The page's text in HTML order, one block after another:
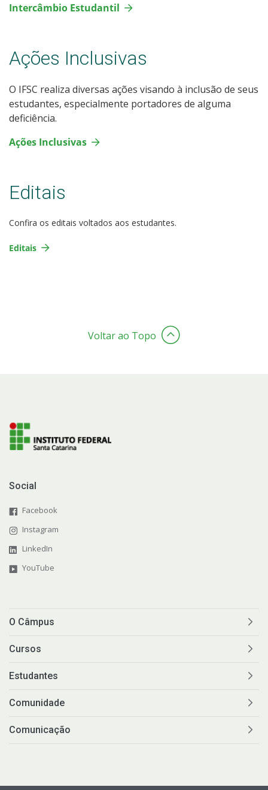
Intercâmbio Estudantil
Ações Inclusivas
O IFSC realiza diversas ações visando à inclusão de seus
estudantes, especialmente portadores de alguma
deficiência.
Ações Inclusivas
Editais
Confira os editais voltados aos estudantes.
Editais
Voltar ao Topo
Social
Facebook
Instagram
LinkedIn
YouTube
O Câmpus
Cursos
Estudantes
Comunidade
Comunicação